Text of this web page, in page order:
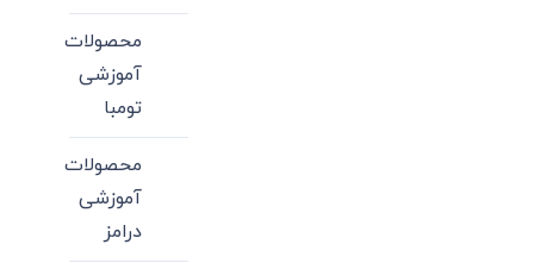
محصولات
آموزشی
تومبا
محصولات
آموزشی
درامز